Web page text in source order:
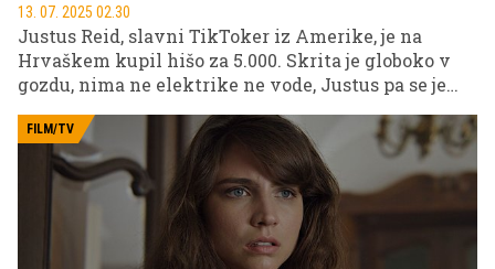
13. 07. 2025 02.30
Justus Reid, slavni TikToker iz Amerike, je na
Hrvaškem kupil hišo za 5.000. Skrita je globoko v
gozdu, nima ne elektrike ne vode, Justus pa se je
Preverite v nadaljevanju.
FILM/TV